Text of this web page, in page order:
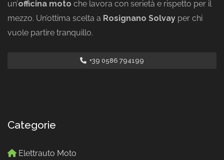
un’officina moto che lavora con serietà e rispetto per il
mezzo. Un’ottima scelta a Rosignano Solvay per chi
vuole partire tranquillo.
+39 0586 794199
Categorie
Elettrauto Moto